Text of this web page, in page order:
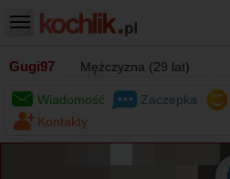
Gugi97 Mężczyzna (29 lat)
Wiadomość Zaczepka
Kontakty